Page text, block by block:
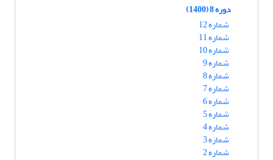
دوره 8 (1400)
شماره 12
شماره 11
شماره 10
شماره 9
شماره 8
شماره 7
شماره 6
شماره 5
شماره 4
شماره 3
شماره 2